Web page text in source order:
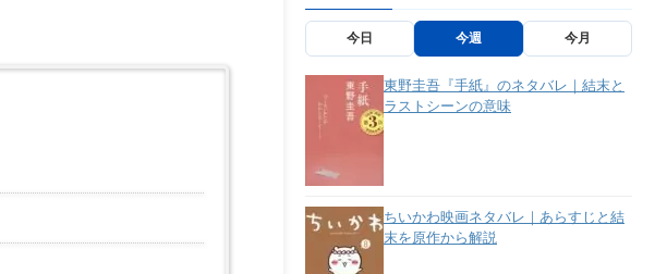
今日 今週 今月
東野圭吾『手紙』のネタバレ｜結末と
ラストシーンの意味
ちいかわ映画ネタバレ｜あらすじと結
末を原作から解説